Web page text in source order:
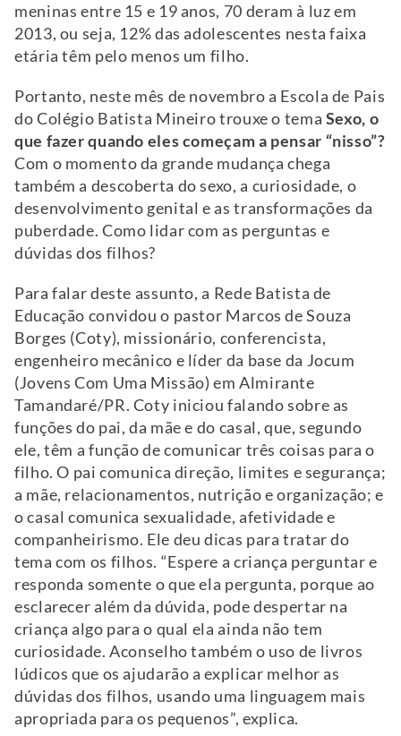
meninas entre 15 e 19 anos, 70 deram à luz em
2013, ou seja, 12% das adolescentes nesta faixa
etária têm pelo menos um filho.
Portanto, neste mês de novembro a Escola de Pais
do Colégio Batista Mineiro trouxe o tema Sexo, o
que fazer quando eles começam a pensar “nisso”?
Com o momento da grande mudança chega
também a descoberta do sexo, a curiosidade, o
desenvolvimento genital e as transformações da
puberdade. Como lidar com as perguntas e
dúvidas dos filhos?
Para falar deste assunto, a Rede Batista de
Educação convidou o pastor Marcos de Souza
Borges (Coty), missionário, conferencista,
engenheiro mecânico e líder da base da Jocum
(Jovens Com Uma Missão) em Almirante
Tamandaré/PR. Coty iniciou falando sobre as
funções do pai, da mãe e do casal, que, segundo
ele, têm a função de comunicar três coisas para o
filho. O pai comunica direção, limites e segurança;
a mãe, relacionamentos, nutrição e organização; e
o casal comunica sexualidade, afetividade e
companheirismo. Ele deu dicas para tratar do
tema com os filhos. “Espere a criança perguntar e
responda somente o que ela pergunta, porque ao
esclarecer além da dúvida, pode despertar na
criança algo para o qual ela ainda não tem
curiosidade. Aconselho também o uso de livros
lúdicos que os ajudarão a explicar melhor as
dúvidas dos filhos, usando uma linguagem mais
apropriada para os pequenos”, explica.